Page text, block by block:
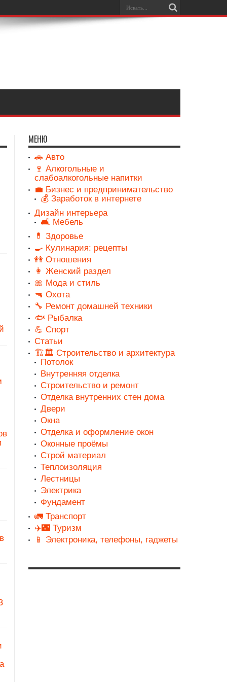
МЕНЮ
🚗 Авто
🍷 Алкогольные и
слабоалкогольные напитки
💼 Бизнес и предпринимательство
💰 Заработок в интернете
Дизайн интерьера
🛋️ Мебель
💊 Здоровье
🍳 Кулинария: рецепты
👭 Отношения
👩 Женский раздел
🎀 Мода и стиль
🔫 Охота
🔧 Ремонт домашней техники
🐟 Рыбалка
💪 Спорт
Статьи
🏗️🏛️ Строительство и архитектура
Потолок
Внутренняя отделка
Строительство и ремонт
Отделка внутренних стен дома
Двери
Окна
Отделка и оформление окон
Оконные проёмы
Строй материал
Теплоизоляция
Лестницы
Электрика
Фундамент
🚛 Транспорт
✈️🌃 Туризм
📱 Электроника, телефоны, гаджеты